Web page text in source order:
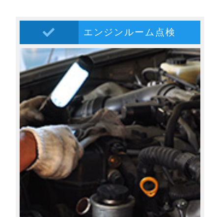
エンジンルーム点検